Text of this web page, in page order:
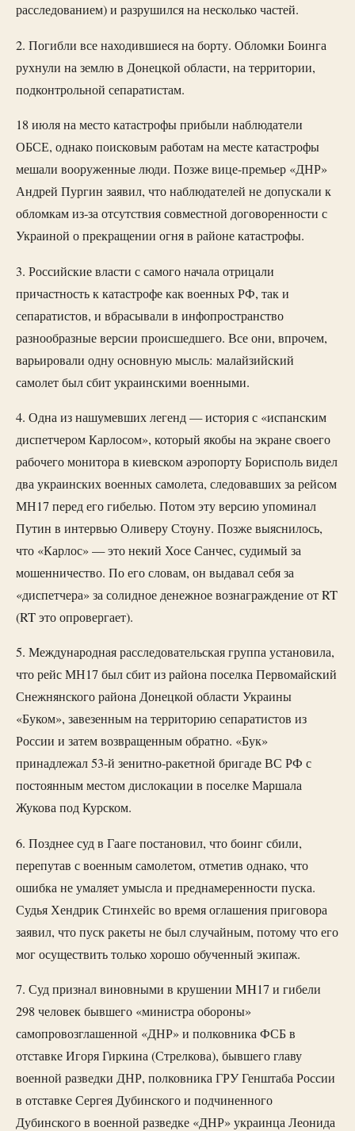
расследованием) и разрушился на несколько частей.
2. Погибли все находившиеся на борту. Обломки Боинга
рухнули на землю в Донецкой области, на территории,
подконтрольной сепаратистам.
18 июля на место катастрофы прибыли наблюдатели
ОБСЕ, однако поисковым работам на месте катастрофы
мешали вооруженные люди. Позже вице-премьер «ДНР»
Андрей Пургин заявил, что наблюдателей не допускали к
обломкам из-за отсутствия совместной договоренности с
Украиной о прекращении огня в районе катастрофы.
3. Российские власти с самого начала отрицали
причастность к катастрофе как военных РФ, так и
сепаратистов, и вбрасывали в инфопространство
разнообразные версии происшедшего. Все они, впрочем,
варьировали одну основную мысль: малайзийский
самолет был сбит украинскими военными.
4. Одна из нашумевших легенд — история с «испанским
диспетчером Карлосом», который якобы на экране своего
рабочего монитора в киевском аэропорту Борисполь видел
два украинских военных самолета, следовавших за рейсом
МН17 перед его гибелью. Потом эту версию упоминал
Путин в интервью Оливеру Стоуну. Позже выяснилось,
что «Карлос» — это некий Хосе Санчес, судимый за
мошенничество. По его словам, он выдавал себя за
«диспетчера» за солидное денежное вознаграждение от RT
(RT это опровергает).
5. Международная расследовательская группа установила,
что рейс МН17 был сбит из района поселка Первомайский
Снежнянского района Донецкой области Украины
«Буком», завезенным на территорию сепаратистов из
России и затем возвращенным обратно. «Бук»
принадлежал 53-й зенитно-ракетной бригаде ВС РФ с
постоянным местом дислокации в поселке Маршала
Жукова под Курском.
6. Позднее суд в Гааге постановил, что боинг сбили,
перепутав с военным самолетом, отметив однако, что
ошибка не умаляет умысла и преднамеренности пуска.
Судья Хендрик Стинхейс во время оглашения приговора
заявил, что пуск ракеты не был случайным, потому что его
мог осуществить только хорошо обученный экипаж.
7. Суд признал виновными в крушении MH17 и гибели
298 человек бывшего «министра обороны»
самопровозглашенной «ДНР» и полковника ФСБ в
отставке Игоря Гиркина (Стрелкова), бывшего главу
военной разведки ДНР, полковника ГРУ Генштаба России
в отставке Сергея Дубинского и подчиненного
Дубинского в военной разведке «ДНР» украинца Леонида